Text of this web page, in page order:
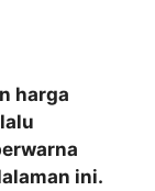
harga
ini.